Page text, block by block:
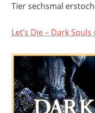
Tier sechsmal
Let’s Die – Dark